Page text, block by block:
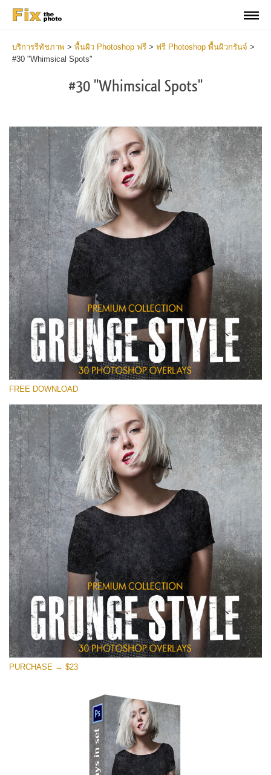
บริการรีทัชภาพ > พื้นผิว Photoshop ฟรี > ฟรี Photoshop พื้นผิวกรันจ์ >
#30 "Whimsical Spots"
#30 "Whimsical Spots"
โปรดเลือก
Free Photoshop Overlay
Small 800*533px
Grunge Style
(30 Overlays)
Entire Collection
(1783 Overlays)
Large 6000*4000px
ดาวน์โหลดฟรี
FREE DOWNLOAD
PURCHASE → $23